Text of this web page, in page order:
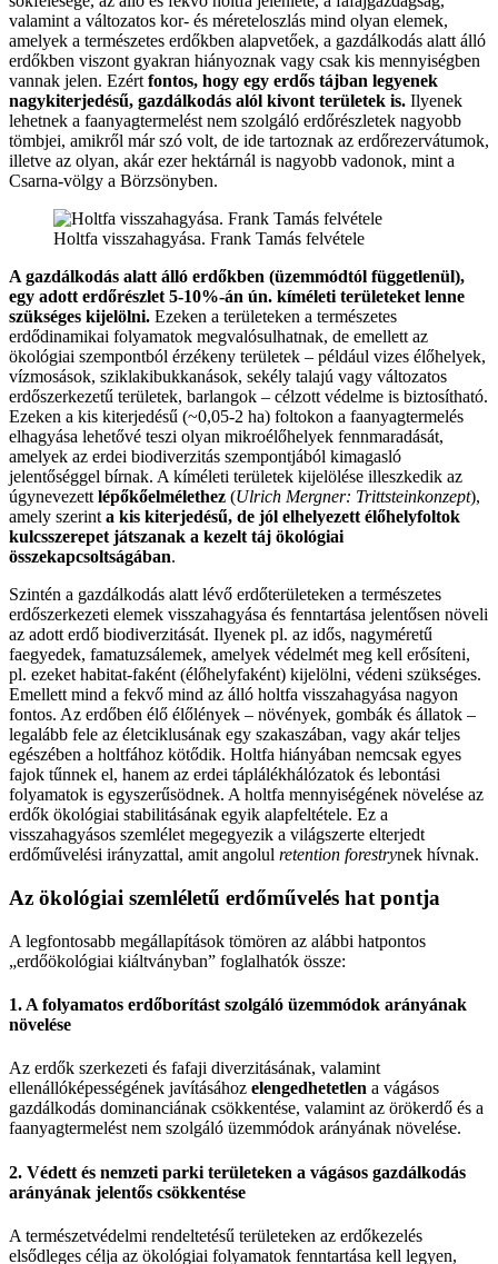
valamint a változatos kor- és méreteloszlás mind olyan elemek,
amelyek a természetes erdőkben alapvetőek, a gazdálkodás alatt álló
erdőkben viszont gyakran hiányoznak vagy csak kis mennyiségben
vannak jelen. Ezért fontos, hogy egy erdős tájban legyenek
nagykiterjedésű, gazdálkodás alól kivont területek is. Ilyenek
lehetnek a faanyagtermelést nem szolgáló erdőrészletek nagyobb
tömbjei, amikről már szó volt, de ide tartoznak az erdőrezervátumok,
illetve az olyan, akár ezer hektárnál is nagyobb vadonok, mint a
Csarna-völgy a Börzsönyben.
Holtfa visszahagyása. Frank Tamás felvétele
A gazdálkodás alatt álló erdőkben (üzemmódtól függetlenül),
egy adott erdőrészlet 5-10%-án ún. kíméleti területeket lenne
szükséges kijelölni. Ezeken a területeken a természetes
erdődinamikai folyamatok megvalósulhatnak, de emellett az
ökológiai szempontból érzékeny területek – például vizes élőhelyek,
vízmosások, sziklakibukkanások, sekély talajú vagy változatos
erdőszerkezetű területek, barlangok – célzott védelme is biztosítható.
Ezeken a kis kiterjedésű (~0,05-2 ha) foltokon a faanyagtermelés
elhagyása lehetővé teszi olyan mikroélőhelyek fennmaradását,
amelyek az erdei biodiverzitás szempontjából kimagasló
jelentőséggel bírnak. A kíméleti területek kijelölése illeszkedik az
úgynevezett lépőkőelmélethez (Ulrich Mergner: Trittsteinkonzept),
amely szerint a kis kiterjedésű, de jól elhelyezett élőhelyfoltok
kulcsszerepet játszanak a kezelt táj ökológiai
összekapcsoltságában.
Szintén a gazdálkodás alatt lévő erdőterületeken a természetes
erdőszerkezeti elemek visszahagyása és fenntartása jelentősen növeli
az adott erdő biodiverzitását. Ilyenek pl. az idős, nagyméretű
faegyedek, famatuzsálemek, amelyek védelmét meg kell erősíteni,
pl. ezeket habitat-faként (élőhelyfaként) kijelölni, védeni szükséges.
Emellett mind a fekvő mind az álló holtfa visszahagyása nagyon
fontos. Az erdőben élő élőlények – növények, gombák és állatok –
legalább fele az életciklusának egy szakaszában, vagy akár teljes
egészében a holtfához kötődik. Holtfa hiányában nemcsak egyes
fajok tűnnek el, hanem az erdei táplálékhálózatok és lebontási
folyamatok is egyszerűsödnek. A holtfa mennyiségének növelése az
erdők ökológiai stabilitásának egyik alapfeltétele. Ez a
visszahagyásos szemlélet megegyezik a világszerte elterjedt
erdőművelési irányzattal, amit angolul retention forestrynek hívnak.
Az ökológiai szemléletű erdőművelés hat pontja
A legfontosabb megállapítások tömören az alábbi hatpontos
„erdőökológiai kiáltványban” foglalhatók össze:
1. A folyamatos erdőborítást szolgáló üzemmódok arányának
növelése
Az erdők szerkezeti és fafaji diverzitásának, valamint
ellenállóképességének javításához elengedhetetlen a vágásos
gazdálkodás dominanciának csökkentése, valamint az örökerdő és a
faanyagtermelést nem szolgáló üzemmódok arányának növelése.
2. Védett és nemzeti parki területeken a vágásos gazdálkodás
arányának jelentős csökkentése
A természetvédelmi rendeltetésű területeken az erdőkezelés
elsődleges célja az ökológiai folyamatok fenntartása kell legyen,